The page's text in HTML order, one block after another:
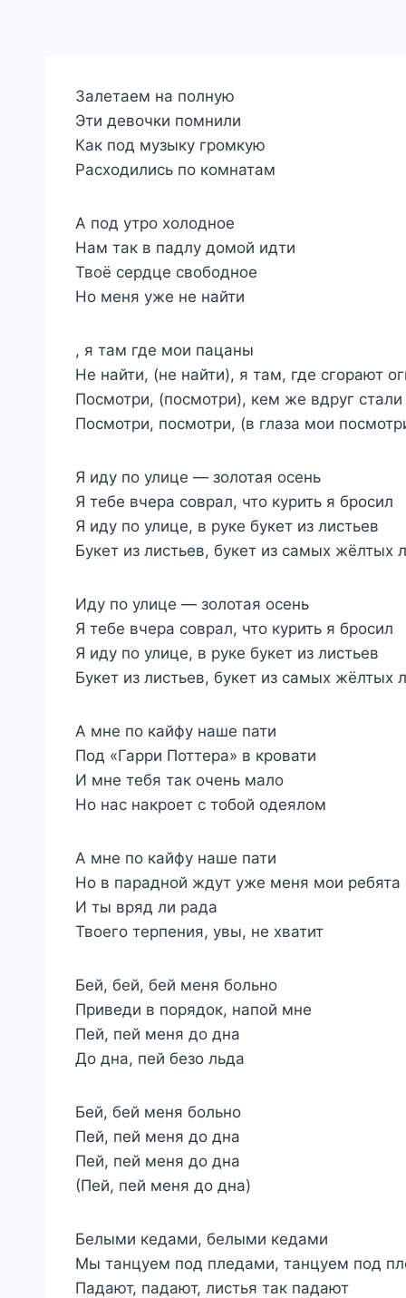
Залетаем на полную
Эти девочки помнили
Как под музыку громкую
Расходились по комнатам
А под утро холодное
Нам так в падлу домой идти
Твоё сердце свободное
Но меня уже не найти
, я там где мои пацаны
Не найти, (не найти), я там, где сгорают
Посмотри, (посмотри), кем же вдруг
Посмотри, посмотри, (в глаза мои
Я иду по улице — золотая осень
Я тебе вчера соврал, что курить я бросил
Я иду по улице, в руке букет из листьев
Букет из листьев, букет из самых жёлтых
Иду по улице — золотая осень
Я тебе вчера соврал, что курить я бросил
Я иду по улице, в руке букет из листьев
Букет из листьев, букет из самых жёлтых
А мне по кайфу наше пати
Под «Гарри Поттера» в кровати
И мне тебя так очень мало
Но нас накроет с тобой одеялом
А мне по кайфу наше пати
Но в парадной ждут уже меня мои ребята
И ты вряд ли рада
Твоего терпения, увы, не хватит
Бей, бей, бей меня больно
Приведи в порядок, напой мне
Пей, пей меня до дна
До дна, пей безо льда
Бей, бей меня больно
Пей, пей меня до дна
Пей, пей меня до дна
(Пей, пей меня до дна)
Белыми кедами, белыми кедами
Мы танцуем под пледами, танцуем под
Падают, падают, листья так падают